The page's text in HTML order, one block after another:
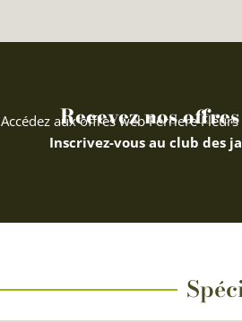
Recevez nos
Accédez aux offres web Ferriere
Inscrivez-vous au club des